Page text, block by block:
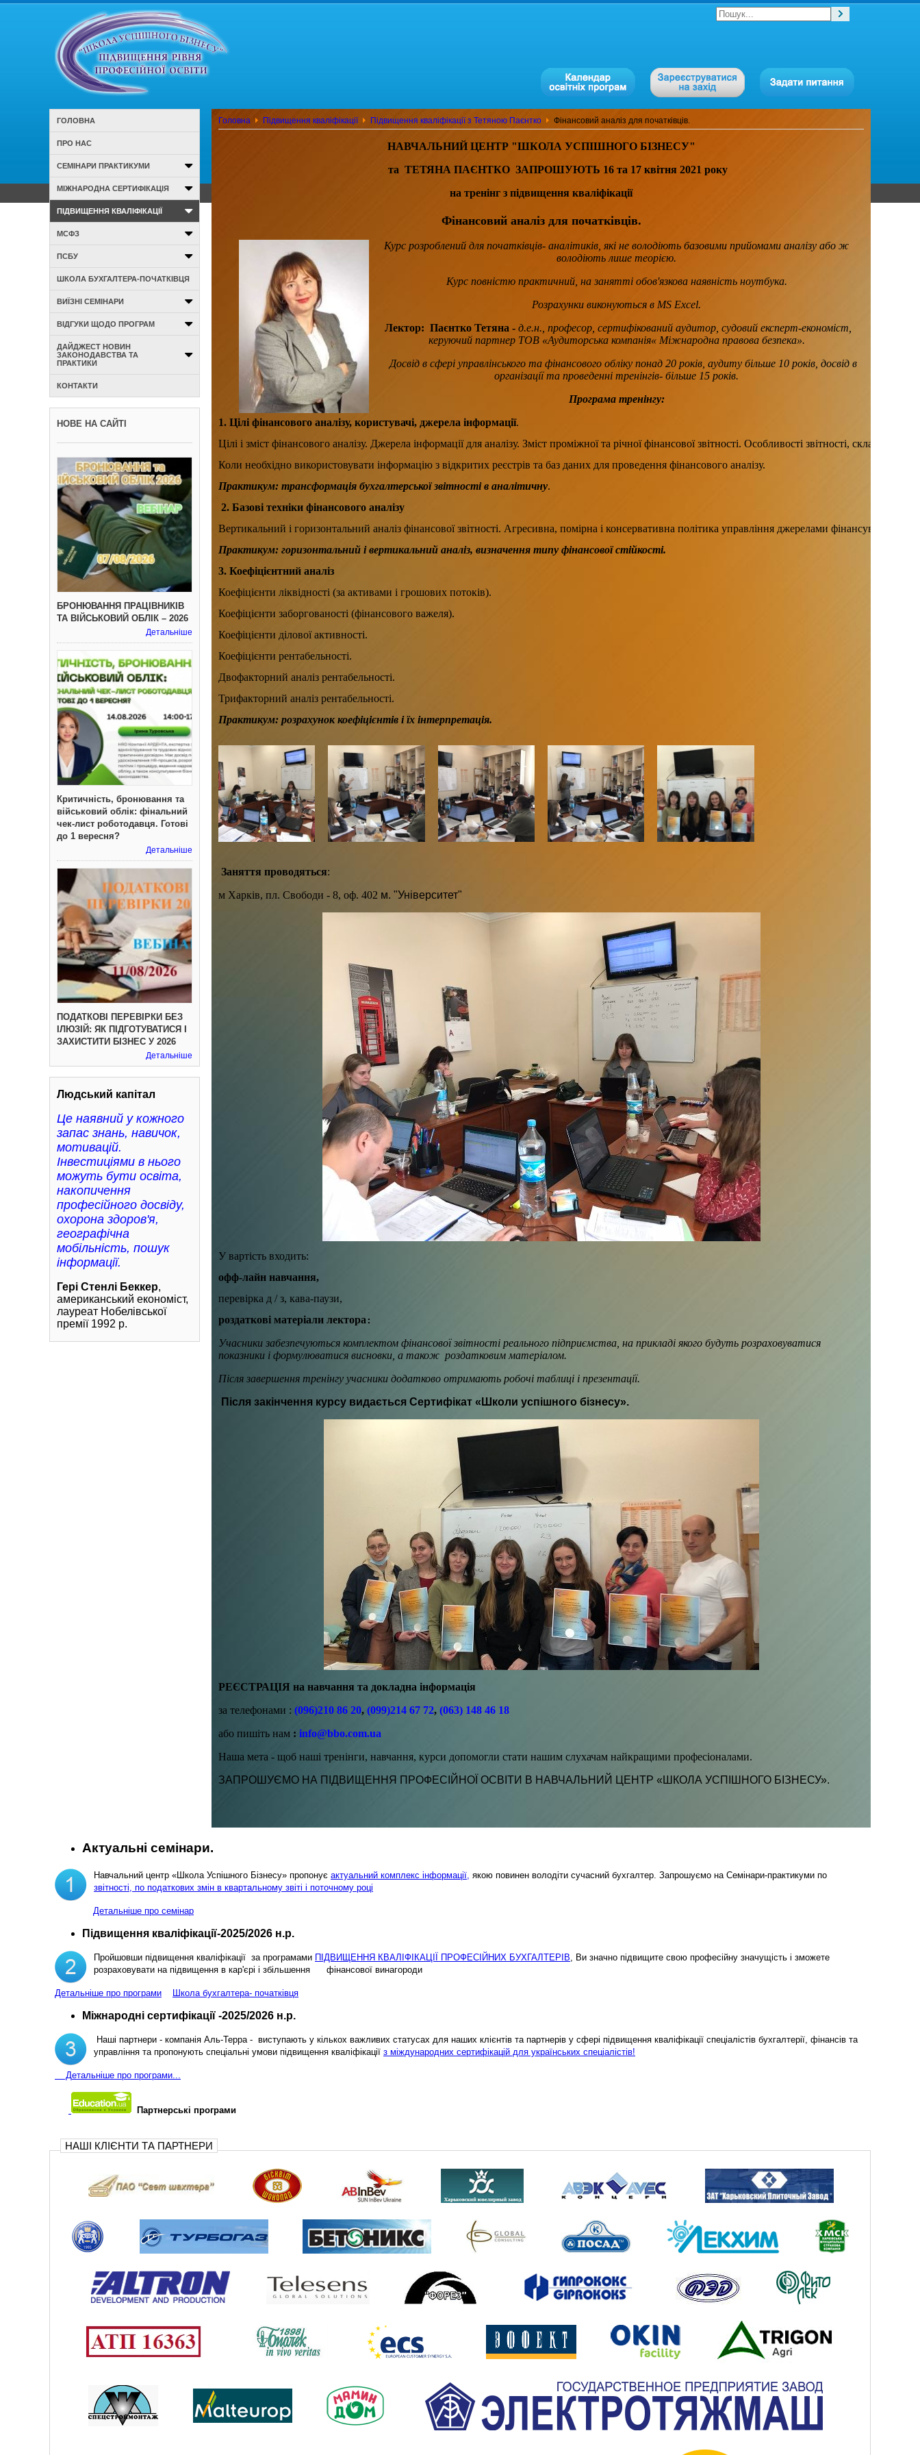
Головна Підвищення кваліфікації Підвищення кваліфікації з Тетяною Паєнтко Фінансовий аналіз для початківців.
НАВЧАЛЬНИЙ ЦЕНТР "ШКОЛА УСПІШНОГО БІЗНЕСУ"
та ТЕТЯНА ПАЄНТКО ЗАПРОШУЮТЬ 16 та 17 квітня 2021 року
на тренінг з підвищення кваліфікації
Фінансовий аналіз для початківців.
Курс розроблений для початківців- аналітиків, які не володіють базовими прийомами аналізу або ж
володіють лише теорією.
Курс повністю практичний, на занятті обов'язкова наявність ноутбука.
Розрахунки виконуються в MS Excel.
Лектор: Паєнтко Тетяна - д.е.н., професор, сертифікований аудитор, судовий експерт-економіст,
керуючий партнер ТОВ «Аудиторська компанія« Міжнародна правова безпека».
Досвід в сфері управлінського та фінансового обліку понад 20 років, аудиту більше 10 років, досвід в
організації та проведенні тренінгів- більше 15 років.
Програма тренінгу:
1. Цілі фінансового аналізу, користувачі, джерела інформації.
Цілі і зміст фінансового аналізу. Джерела інформації для аналізу. Зміст проміжної та річної фінансової звітності. Особливості звітності,
Коли необхідно використовувати інформацію з відкритих реєстрів та баз даних для проведення фінансового аналізу.
Практикум: трансформація бухгалтерської звітності в аналітичну.
2. Базові техніки фінансового аналізу
Вертикальний і горизонтальний аналіз фінансової звітності. Агресивна, помірна і консервативна політика управління джерелами фінансування.
Практикум: горизонтальний і вертикальний аналіз, визначення типу фінансової стійкості.
3. Коефіцієнтний аналіз
Коефіцієнти ліквідності (за активами і грошових потоків).
Коефіцієнти заборгованості (фінансового важеля).
Коефіцієнти ділової активності.
Коефіцієнти рентабельності.
Двофакторний аналіз рентабельності.
Трифакторний аналіз рентабельності.
Практикум: розрахунок коефіцієнтів і їх інтерпретація.
Заняття проводяться:
м Харків, пл. Свободи - 8, оф. 402 м. "Університет"
У вартість входить:
офф-лайн навчання,
перевірка д / з, кава-паузи,
роздаткові матеріали лектора :
Учасники забезпечуються комплектом фінансової звітності реального підприємства, на прикладі якого будуть розраховуватися
показники і формулюватися висновки, а також роздатковим матеріалом.
Після завершення тренінгу учасники додатково отримають робочі таблиці і презентації.
Після закінчення курсу видається Сертифікат «Школи успішного бізнесу».
РЕЄСТРАЦІЯ на навчання та докладна інформація
за телефонами : (096)210 86 20, (099)214 67 72, (063) 148 46 18
або пишіть нам : info@bbo.com.ua
Наша мета - щоб наші тренінги, навчання, курси допомогли стати нашим слухачам найкращими професіоналами.
ЗАПРОШУЄМО НА ПІДВИЩЕННЯ ПРОФЕСІЙНОЇ ОСВІТИ В НАВЧАЛЬНИЙ ЦЕНТР «ШКОЛА УСПІШНОГО БІЗНЕСУ».
ГОЛОВНА
ПРО НАС
СЕМІНАРИ ПРАКТИКУМИ
МІЖНАРОДНА СЕРТИФІКАЦІЯ
ПІДВИЩЕННЯ КВАЛІФІКАЦІЇ
МСФЗ
ПСБУ
ШКОЛА БУХГАЛТЕРА-ПОЧАТКІВЦЯ
ВИЇЗНІ СЕМІНАРИ
ВІДГУКИ ЩОДО ПРОГРАМ
ДАЙДЖЕСТ НОВИН
ЗАКОНОДАВСТВА ТА
ПРАКТИКИ
КОНТАКТИ
НОВЕ НА САЙТІ
БРОНЮВАННЯ ПРАЦІВНИКІВ
ТА ВІЙСЬКОВИЙ ОБЛІК – 2026
Детальніше
Критичність, бронювання та
військовий облік: фінальний
чек-лист роботодавця. Готові
до 1 вересня?
Детальніше
ПОДАТКОВІ ПЕРЕВІРКИ БЕЗ
ІЛЮЗІЙ: ЯК ПІДГОТУВАТИСЯ І
ЗАХИСТИТИ БІЗНЕС У 2026
Детальніше
Людський капітал
Це наявний у кожного
запас знань, навичок,
мотивацій.
Інвестиціями в нього
можуть бути освіта,
накопичення
професійного досвіду,
охорона здоров'я,
географічна
мобільність, пошук
інформації.
Гері Стенлі Беккер,
американський економіст,
лауреат Нобелівської
премії 1992 р.
Актуальні семінари.
Навчальний центр «Школа Успішного Бізнесу» пропонує актуальний комплекс інформації, якою повинен володіти сучасний бухгалтер. Запрошуємо на Семінари-практикуми по
звітності, по податкових змін в квартальному звіті і поточному році
Детальніше про семінар
Підвищення кваліфікації-2025/2026 н.р.
Пройшовши підвищення кваліфікації за програмами ПІДВИЩЕННЯ КВАЛІФІКАЦІЇ ПРОФЕСІЙНИХ БУХГАЛТЕРІВ , Ви значно підвищите свою професійну значущість і зможете
розраховувати на підвищення в кар'єрі і збільшення фінансової винагороди
Детальніше про програми Школа бухгалтера- початківця
Міжнародні сертифікації -2025/2026 н.р.
Наші партнери - компанія Аль-Терра - виступають у кількох важливих статусах для наших клієнтів та партнерів у сфері підвищення кваліфікації спеціалістів бухгалтерії, фінансів та
управління та пропонують спеціальні умови підвищення кваліфікації з міждународних сертифікацій для українських спеціалістів!
Детальніше про програми...
Партнерські програми
НАШІ КЛІЄНТИ ТА ПАРТНЕРИ